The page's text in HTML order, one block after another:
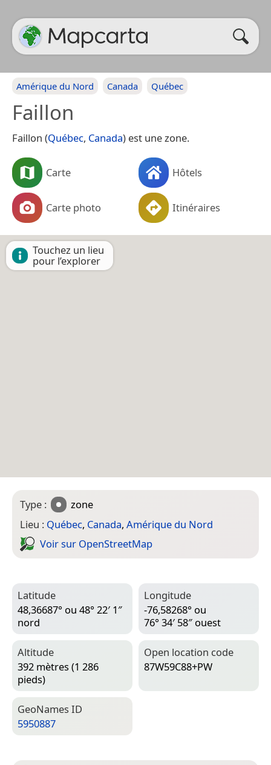
Amérique du Nord Canada Québec
Faillon
Faillon (Québec, Canada) est une zone.
Carte Hôtels
Carte photo Itinéraires
Touchez un lieu
pour l’explorer
Type :
zone
Lieu : Québec, Canada, Amérique du Nord
Voir sur Open­Street­Map
Latitude
48,36687° ou 48° 22′ 1″
nord
Longitude
-76,58268° ou
76° 34′ 58″ ouest
Altitude
392 mètres (1 286
pieds)
Open location code
87W59C88+PW
Geo­Names ID
5950887